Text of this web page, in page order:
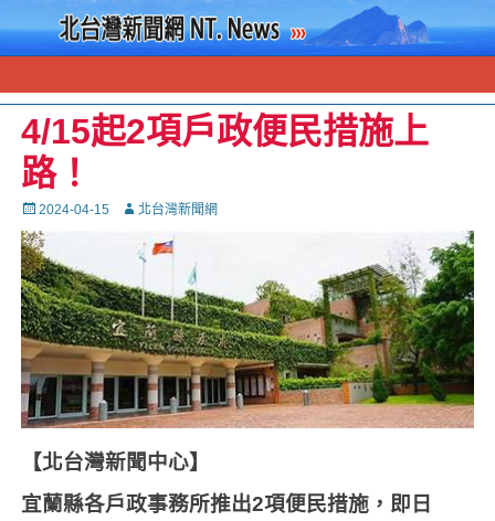
4/15起2項戶政便民措施上
路！
Posted
on
2024-04-15 Autor北台灣新聞網
【北台灣新聞中心】
宜蘭縣各戶政事務所推出2項便民措施，即日